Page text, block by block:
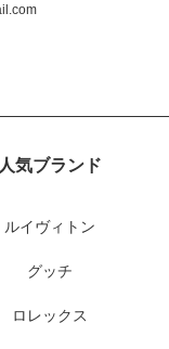
人気ブランド
ルイヴィトン
グッチ
ロレックス